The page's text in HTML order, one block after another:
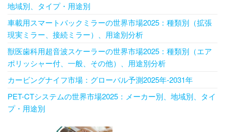
地域別、タイプ・用途別
車載用スマートバックミラーの世界市場2025：種類別（拡張
現実ミラー、接続ミラー）、用途別分析
獣医歯科用超音波スケーラーの世界市場2025：種類別（エア
ポリッシャー付、一般、その他）、用途別分析
カービングナイフ市場：グローバル予測2025年-2031年
PET-CTシステムの世界市場2025：メーカー別、地域別、タイ
プ・用途別